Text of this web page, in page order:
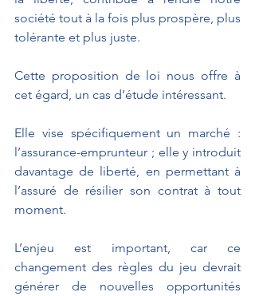
société tout à la fois plus prospère, plus
tolérante et plus juste.
Cette proposition de loi nous offre à
cet égard, un cas d’étude intéressant.
Elle vise spécifiquement un marché :
l’assurance-emprunteur ; elle y introduit
davantage de liberté, en permettant à
l’assuré de résilier son contrat à tout
moment.
L’enjeu est important, car ce
changement des règles du jeu devrait
générer de nouvelles opportunités